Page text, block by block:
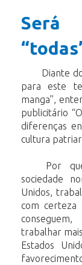
Será
Diante
para este
manga”,
publicitário
diferenças
cultura
Por
sociedade
Unidos,
com certeza
trabalhar
Estados